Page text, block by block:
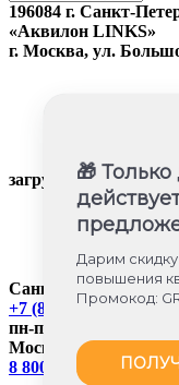
196084 г. Санкт-
«Аквилон LINKS»
г. Москва, ул.
загрузка карты...
Санкт-Петербург
+7 (812) 605-85-58
пн-пт с 9:00 до 18:00
Москва
8 800 350-45-56
🎁 Только
Дарим
повышения
Промокод: